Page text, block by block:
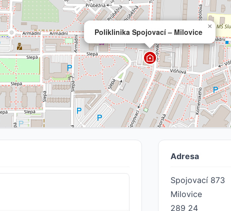
Poliklinika Spojovací – Milovice
×
Adresa
Spojovací 873
Milovice
289 24